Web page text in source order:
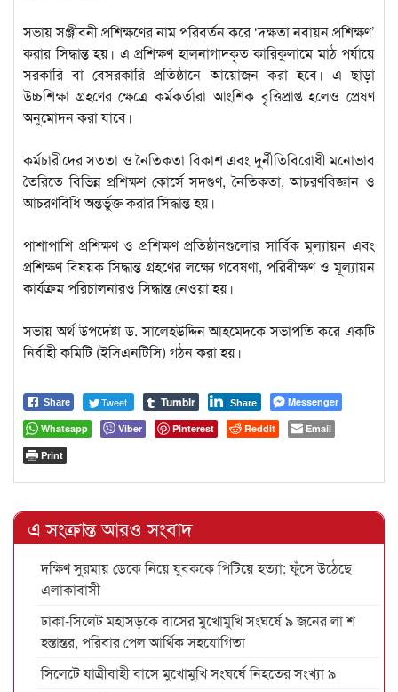
সভায় সঞ্জীবনী প্রশিক্ষণের নাম পরিবর্তন করে ‘দক্ষতা নবায়ন প্রশিক্ষণ’
করার সিদ্ধান্ত হয়। এ প্রশিক্ষণ হালনাগাদকৃত কারিকুলামে মাঠ পর্যায়ে
সরকারি বা বেসরকারি প্রতিষ্ঠানে আয়োজন করা হবে। এ ছাড়া
উচ্চশিক্ষা গ্রহণের ক্ষেত্রে কর্মকর্তারা আংশিক বৃত্তিপ্রাপ্ত হলেও প্রেষণ
অনুমোদন করা যাবে।
কর্মচারীদের সততা ও নৈতিকতা বিকাশ এবং দুর্নীতিবিরোধী মনোভাব
তৈরিতে বিভিন্ন প্রশিক্ষণ কোর্সে সদ্গুণ, নৈতিকতা, আচরণবিজ্ঞান ও
আচরণবিধি অন্তর্ভুক্ত করার সিদ্ধান্ত হয়।
পাশাপাশি প্রশিক্ষণ ও প্রশিক্ষণ প্রতিষ্ঠানগুলোর সার্বিক মূল্যায়ন এবং
প্রশিক্ষণ বিষয়ক সিদ্ধান্ত গ্রহণের লক্ষ্যে গবেষণা, পরিবীক্ষণ ও মূল্যায়ন
কার্যক্রম পরিচালনারও সিদ্ধান্ত নেওয়া হয়।
সভায় অর্থ উপদেষ্টা ড. সালেহউদ্দিন আহমেদকে সভাপতি করে একটি
নির্বাহী কমিটি (ইসিএনটিসি) গঠন করা হয়।
Share Tweet Tumblr Share
Messenger
Whatsapp
Viber Pinterest Reddit
Email
Print
এ সংক্রান্ত আরও সংবাদ
দক্ষিণ সুরমায় ডেকে নিয়ে যুবককে পিটিয়ে হত্যা: ফুঁসে উঠেছে
এলাকাবাসী
ঢাকা-সিলেট মহাসড়কে বাসের মুখোমুখি সংঘর্ষে ৯ জনের লা শ
হস্তান্তর, পরিবার পেল আর্থিক সহযোগিতা
সিলেটে যাত্রীবাহী বাসে মুখোমুখি সংঘর্ষে নিহতের সংখ্যা ৯